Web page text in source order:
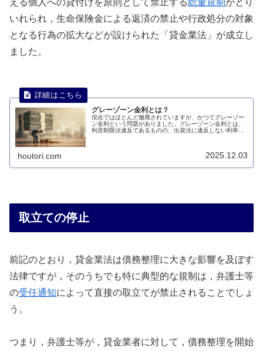
える個人への貸付けを原則として禁止する総量規制 がとり
いれられ，生命保険金による返済の禁止や行政処分の対象
となる行為の拡大などが設けられた「貸金業法」が成立し
ました。
グレーゾーン金利とは？
現在ではほとんど撤廃されていますが、かつてグレーゾー
ン金利という問題がありました。グレーゾーン金利とは、
利息制限法違反であるものの、出資法に違反しない利率と
houtori.com 2025.12.03
取立ての停止
前記のとおり，貸金業法は債務整理に大きな影響を及ぼす
法律ですが，そのうちでも特に典型的な規制は，弁護士等
の受任通知によって直接の取立てが禁止されることでしょ
う。
つまり，弁護士等が，貸金業者に対して，債務整理を開始